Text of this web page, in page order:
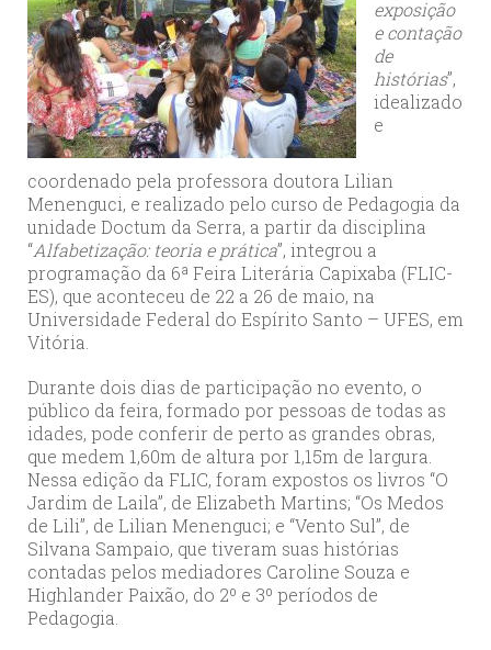
exposição
e contação
de
histórias”,
idealizado
e
coordenado pela professora doutora Lilian
Menenguci, e realizado pelo curso de Pedagogia da
unidade Doctum da Serra, a partir da disciplina
“Alfabetização: teoria e prática”, integrou a
programação da 6ª Feira Literária Capixaba (FLIC-
ES), que aconteceu de 22 a 26 de maio, na
Universidade Federal do Espírito Santo – UFES, em
Vitória.
Durante dois dias de participação no evento, o
público da feira, formado por pessoas de todas as
idades, pode conferir de perto as grandes obras,
que medem 1,60m de altura por 1,15m de largura.
Nessa edição da FLIC, foram expostos os livros “O
Jardim de Laila”, de Elizabeth Martins; “Os Medos
de Lili”, de Lilian Menenguci; e “Vento Sul”, de
Silvana Sampaio, que tiveram suas histórias
contadas pelos mediadores Caroline Souza e
Highlander Paixão, do 2º e 3º períodos de
Pedagogia.